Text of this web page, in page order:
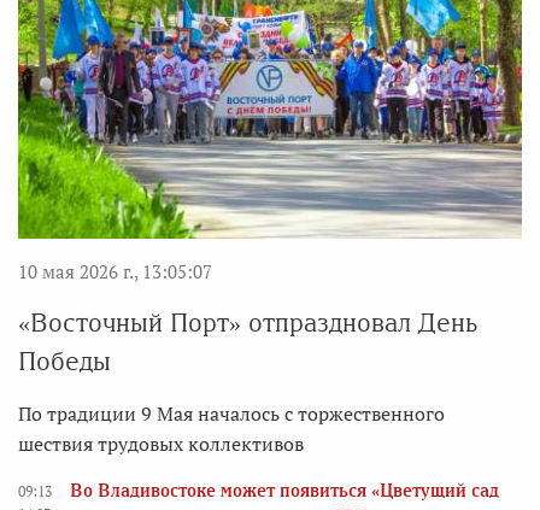
10 мая 2026 г., 13:05:07
«Восточный Порт» отпраздновал День
Победы
По традиции 9 Мая началось с торжественного
шествия трудовых коллективов
09:13
Во Владивостоке может появиться «Цветущий сад